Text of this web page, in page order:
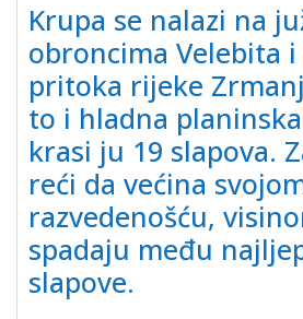
Krupa se nalazi na
obroncima Velebita i
pritoka rijeke
to i hladna
krasi ju 19 slapova.
reći da većina
razvedenošću,
spadaju među
slapove.